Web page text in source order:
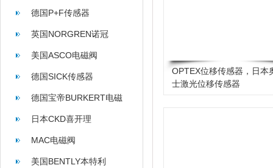
德国P+F传感器
英国NORGREN诺冠
美国ASCO电磁阀
德国SICK传感器
德国宝帝BURKERT电磁
阀
日本CKD喜开理
MAC电磁阀
美国BENTLY本特利
OPTEX位移传感器，日本
士激光位移传感器